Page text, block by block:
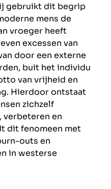
gebruikt dit begrip
mens de
vroeger heeft
excessen van
door een externe
buit het individu
van vrijheid en
Hierdoor ontstaat
zichzelf
en
dit fenomeen met
outs en
in westerse